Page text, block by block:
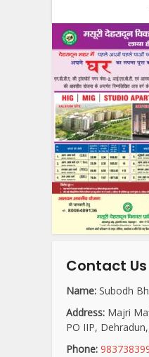
Contact Us
Name: Subodh
Address: Majri
PO IIP,
Phone: